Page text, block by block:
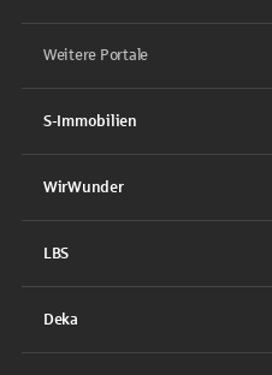
Weitere Portale
S-Immobilien
WirWunder
LBS
Deka